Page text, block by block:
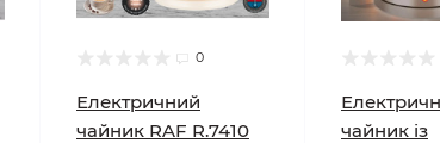
0
Електричний
чайник RAF R.7410
чайник із